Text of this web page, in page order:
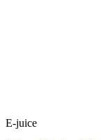
E-juice